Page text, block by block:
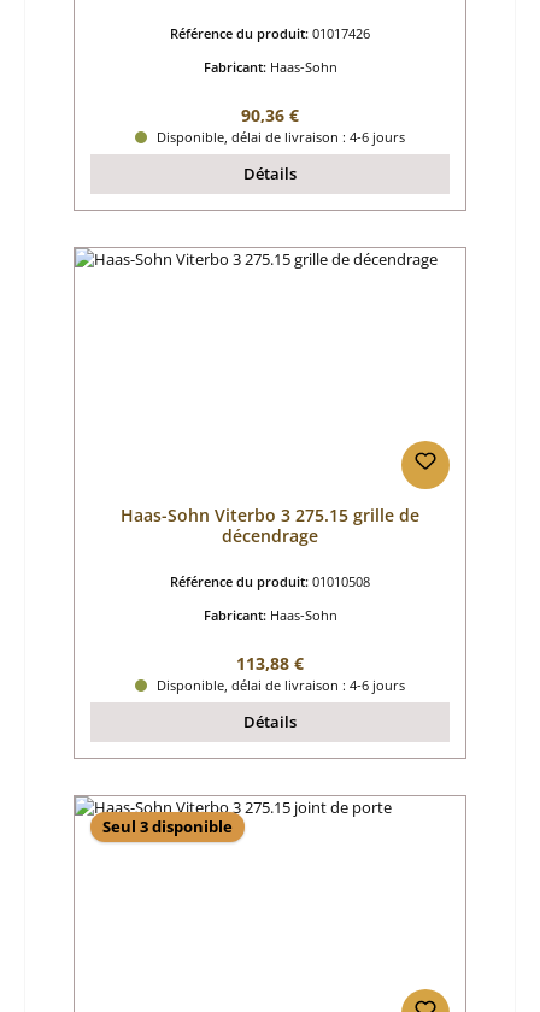
Référence du produit: 01017426
Fabricant: Haas-Sohn
Prix régulier :
90,36 €
Disponible, délai de livraison : 4-6 jours
Détails
Haas-Sohn Viterbo 3 275.15 grille de
décendrage
Référence du produit: 01010508
Fabricant: Haas-Sohn
Prix régulier :
113,88 €
Disponible, délai de livraison : 4-6 jours
Détails
Seul 3 disponible